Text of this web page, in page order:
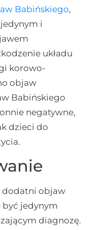
Babińskiego,
i
układu
korowo-
objaw
Babińskiego
negatywne,
dzieci do
dodatni objaw
być jedynym
diagnozę.